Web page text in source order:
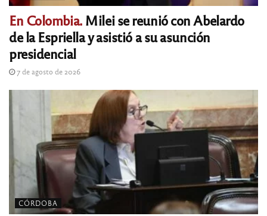
En Colombia.Milei se reunió con Abelardo
de la Espriella y asistió a su asunción
presidencial
7 de agosto de 2026
CÓRDOBA